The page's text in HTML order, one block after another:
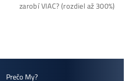
+420 704 736 656